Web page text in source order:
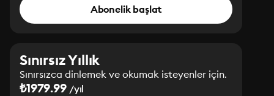
Abonelik başlat
Sınırsız Yıllık
Sınırsızca dinlemek ve okumak isteyenler için.
₺1979.99/yıl